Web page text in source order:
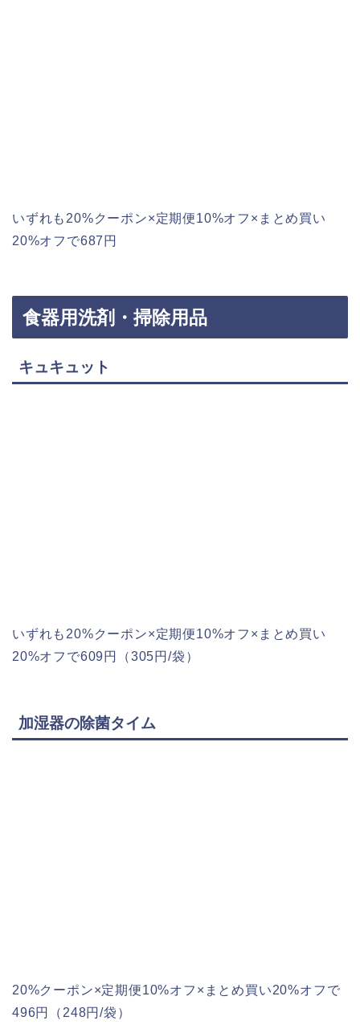
いずれも20%クーポン×定期便10%オフ×まとめ買い
20%オフで687円
食器用洗剤・掃除用品
キュキュット
いずれも20%クーポン×定期便10%オフ×まとめ買い
20%オフで609円（305円/袋）
加湿器の除菌タイム
20%クーポン×定期便10%オフ×まとめ買い20%オフで
496円（248円/袋）